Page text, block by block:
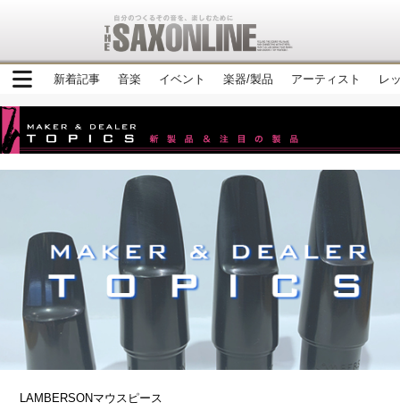
新着記事 音楽 イベント 楽器/製品 アーティスト レ
LAMBERSONマウスピース